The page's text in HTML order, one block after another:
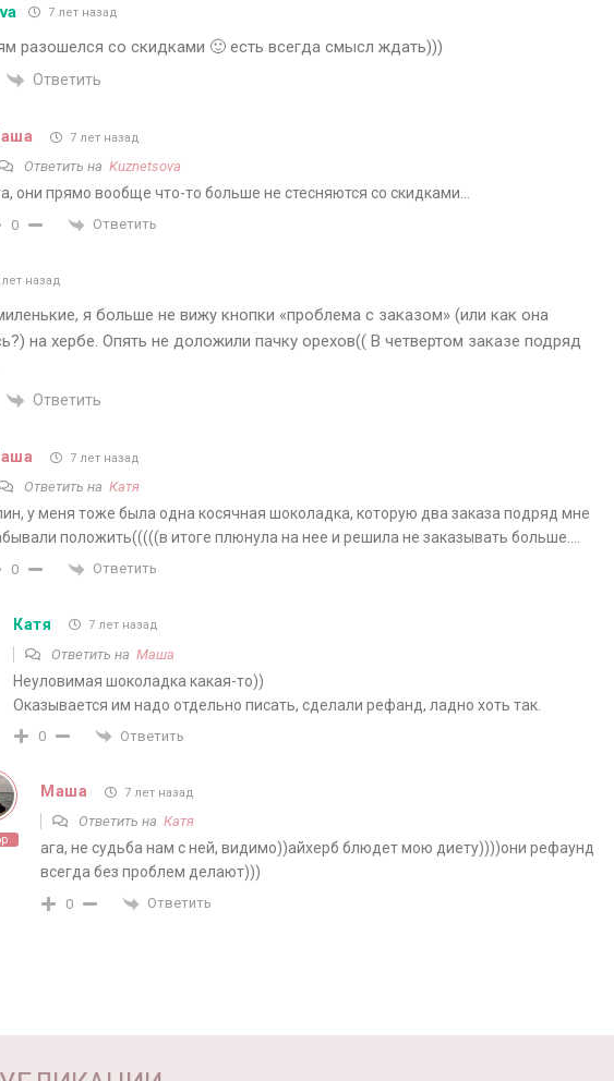
7 лет назад
разошелся со скидками 🙂 есть всегда смысл ждать)))
Ответить
7 лет назад
Ответить на Kuznetsova
они прямо вообще что-то больше не стесняются со скидками…
0 Ответить
назад
я больше не вижу кнопки «проблема с заказом» (или как она
на хербе. Опять не доложили пачку орехов(( В четвертом заказе подряд
Ответить
7 лет назад
Ответить на Катя
у меня тоже была одна косячная шоколадка, которую два заказа подряд мне
положить(((((в итоге плюнула на нее и решила не заказывать больше….
0 Ответить
Катя 7 лет назад
Ответить на Маша
Неуловимая шоколадка какая-то))
Оказывается им надо отдельно писать, сделали рефанд, ладно хоть так.
0 Ответить
Маша 7 лет назад
Ответить на Катя
ага, не судьба нам с ней, видимо))айхерб блюдет мою диету))))они рефаунд
всегда без проблем делают)))
0 Ответить